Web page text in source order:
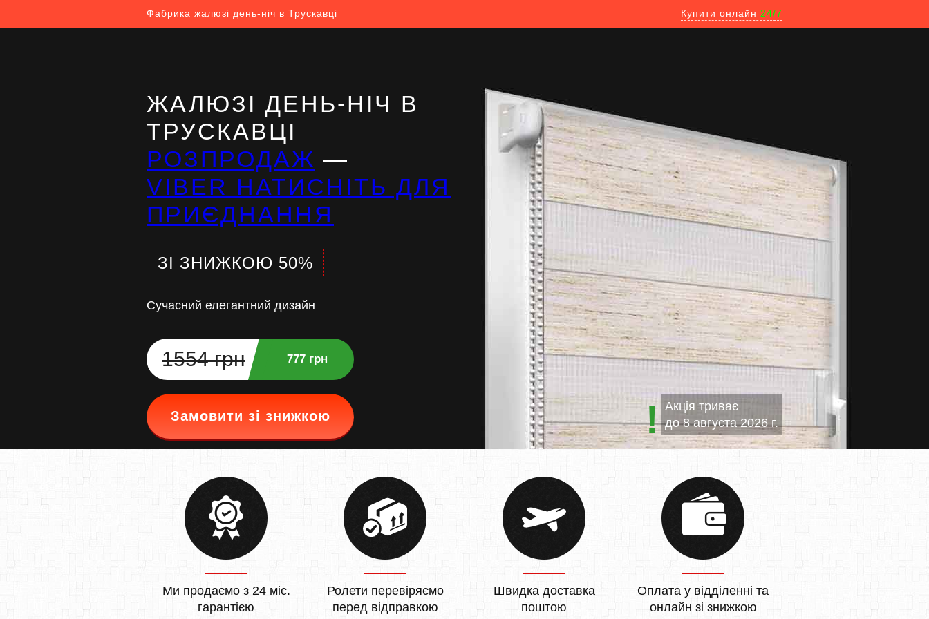
Фабрика жалюзі день-ніч в Трускавці Купити онлайн 24/7
ЖАЛЮЗІ ДЕНЬ-НІЧ В
ТРУСКАВЦІ
РОЗПРОДАЖ —
VIBER НАТИСНІТЬ ДЛЯ
ПРИЄДНАННЯ
ЗІ ЗНИЖКОЮ 50%
Сучасний елегантний дизайн
1554 грн 777 грн
Замовити зі знижкою
Акція триває
до8 августа 2026 г.
Ми продаємо з 24 міс.
гарантією
Ролети перевіряємо
перед відправкою
Швидка доставка
поштою
Оплата у відділенні та
онлайн зі знижкою